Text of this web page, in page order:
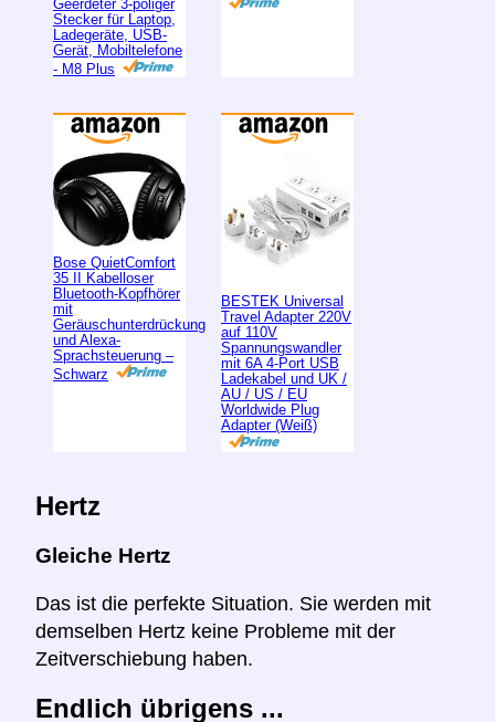
Geerdeter 3-poliger
Stecker für Laptop,
Ladegeräte, USB-
Gerät, Mobiltelefone
- M8 Plus
Bose QuietComfort
35 II Kabelloser
Bluetooth-Kopfhörer
mit
Geräuschunterdrückung
und Alexa-
Sprachsteuerung –
Schwarz
BESTEK Universal
Travel Adapter 220V
auf 110V
Spannungswandler
mit 6A 4-Port USB
Ladekabel und UK /
AU / US / EU
Worldwide Plug
Adapter (Weiß)
Hertz
Gleiche Hertz
Das ist die perfekte Situation. Sie werden mit
demselben Hertz keine Probleme mit der
Zeitverschiebung haben.
Endlich übrigens ...